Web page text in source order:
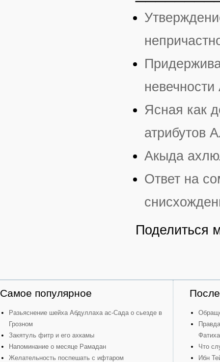
Ясная как
атрибутов
Акыда
Ответ на
Поделиться
Самое популярное
Разьяснение шейха Абдуллаха ас-Сада о сьезде в
Грозном
Закятуль фитр и его ахкамы
Напоминание о месяце Рамадан
Желательность поспешать с ифтаром
Что
Ибн